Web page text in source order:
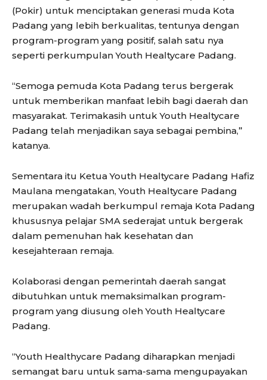
(Pokir) untuk menciptakan generasi muda Kota
Padang yang lebih berkualitas, tentunya dengan
program-program yang positif, salah satu nya
seperti perkumpulan Youth Healtycare Padang.
“Semoga pemuda Kota Padang terus bergerak
untuk memberikan manfaat lebih bagi daerah dan
masyarakat. Terimakasih untuk Youth Healtycare
Padang telah menjadikan saya sebagai pembina,”
katanya.
Sementara itu Ketua Youth Healtycare Padang Hafiz
Maulana mengatakan, Youth Healtycare Padang
merupakan wadah berkumpul remaja Kota Padang
khususnya pelajar SMA sederajat untuk bergerak
dalam pemenuhan hak kesehatan dan
kesejahteraan remaja.
Kolaborasi dengan pemerintah daerah sangat
dibutuhkan untuk memaksimalkan program-
program yang diusung oleh Youth Healtycare
Padang.
“Youth Healthycare Padang diharapkan menjadi
semangat baru untuk sama-sama mengupayakan